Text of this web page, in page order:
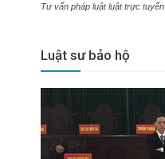
Tư vấn pháp luật luật trực tuyến
Luật sư bảo hộ